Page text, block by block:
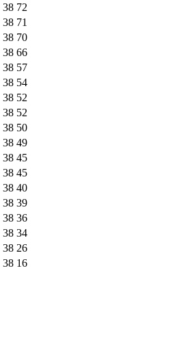
38 72
38 71
38 70
38 66
38 57
38 54
38 52
38 52
38 50
38 49
38 45
38 45
38 40
38 39
38 36
38 34
38 26
38 16